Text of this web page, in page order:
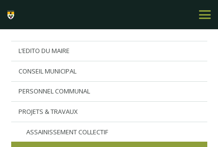
L’EDITO DU MAIRE
CONSEIL MUNICIPAL
PERSONNEL COMMUNAL
PROJETS & TRAVAUX
ASSAINISSEMENT COLLECTIF